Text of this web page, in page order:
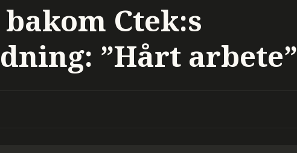
Ctek:s
”Hårt arbete”